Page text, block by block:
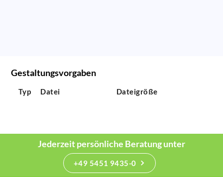
Gestaltungsvorgaben
Typ Datei Dateigröße
Jederzeit persönliche Beratung unter
+49 5451 9435-0